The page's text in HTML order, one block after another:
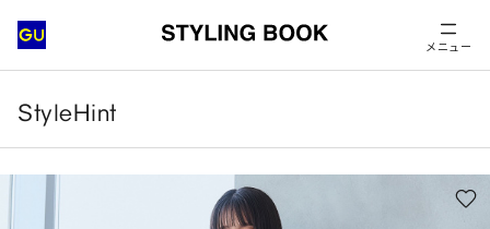
メニュー
StyleHint